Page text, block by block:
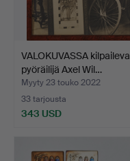
VALOKUVASSA kilpaileva
pyöräilijä Axel Wil…
Myyty 23 touko 2022
33 tarjousta
343 USD